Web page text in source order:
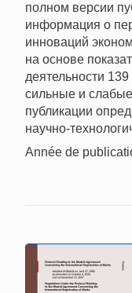
полном версии
информация о
инноваций
на основе
деятельности
сильные и
публикации
научно-
Année de